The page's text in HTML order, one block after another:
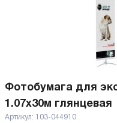
Фотобумага для
1.07x30м глянцевая
Артикул: 103-044910